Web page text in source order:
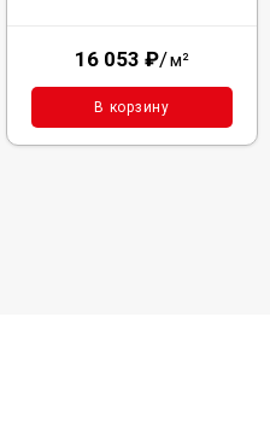
16 053 ₽/м²
В корзину